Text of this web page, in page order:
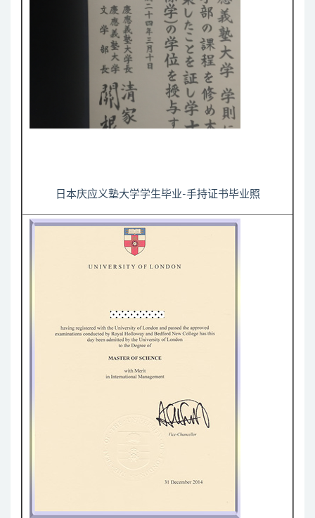
日本庆应义塾大学学生毕业-手持证书毕业照